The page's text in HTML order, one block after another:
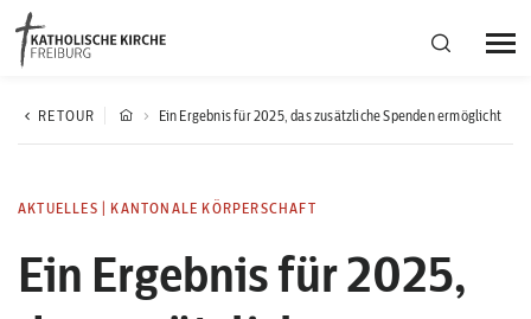
Bistumsregion Deutschfreiburg
Kirchliches Leben
RETOUR Ein Ergebnis für 2025, das zusätzliche Spenden ermöglicht
AKTUELLES KANTONALE KÖRPERSCHAFT
Ein Ergebnis für 2025,